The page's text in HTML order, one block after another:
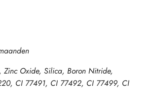
Zinc Oxide, Silica, Boron Nitride,
CI 77491, CI 77492, CI 77499, CI